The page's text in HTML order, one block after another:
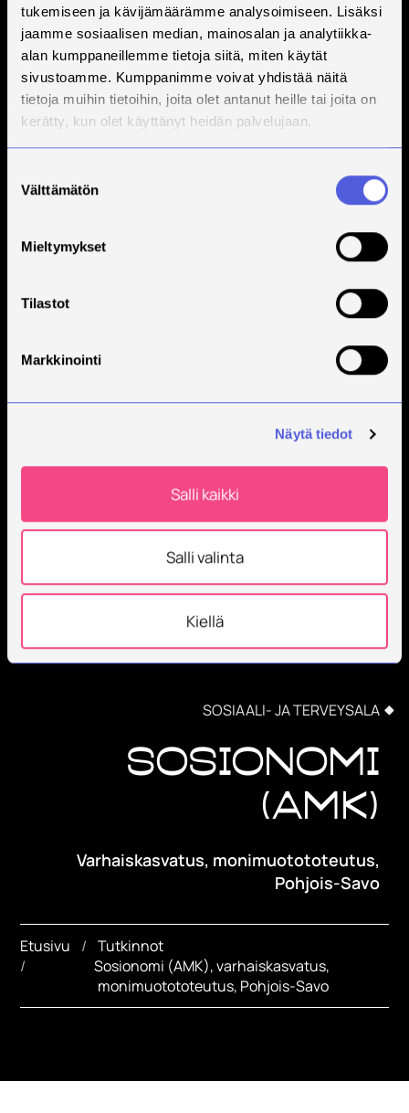
tukemiseen ja kävijämäärämme analysoimiseen. Lisäksi
jaamme sosiaalisen median, mainosalan ja analytiikka-
alan kumppaneillemme tietoja siitä, miten käytät
sivustoamme. Kumppanimme voivat yhdistää näitä
tietoja muihin tietoihin, joita olet antanut heille tai joita on
kerätty, kun olet käyttänyt heidän palvelujaan.
valinta
Välttämätön
Mieltymykset
Tilastot
Markkinointi
Näytä tiedot
Salli kaikki
Salli valinta
Kiellä
SOSIAALI- JA TERVEYSALA
Sosionomi
(AMK)
Varhaiskasvatus, monimuotototeutus,
Pohjois-Savo
Etusivu
Tutkinnot
Sosionomi (AMK), varhaiskasvatus,
monimuotototeutus, Pohjois-Savo